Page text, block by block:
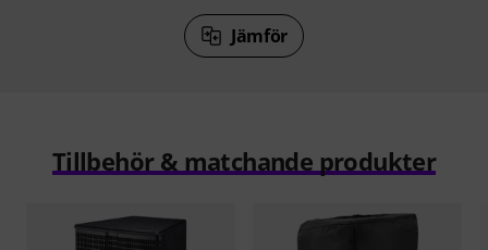
Jämför
Tillbehör & matchande produkter